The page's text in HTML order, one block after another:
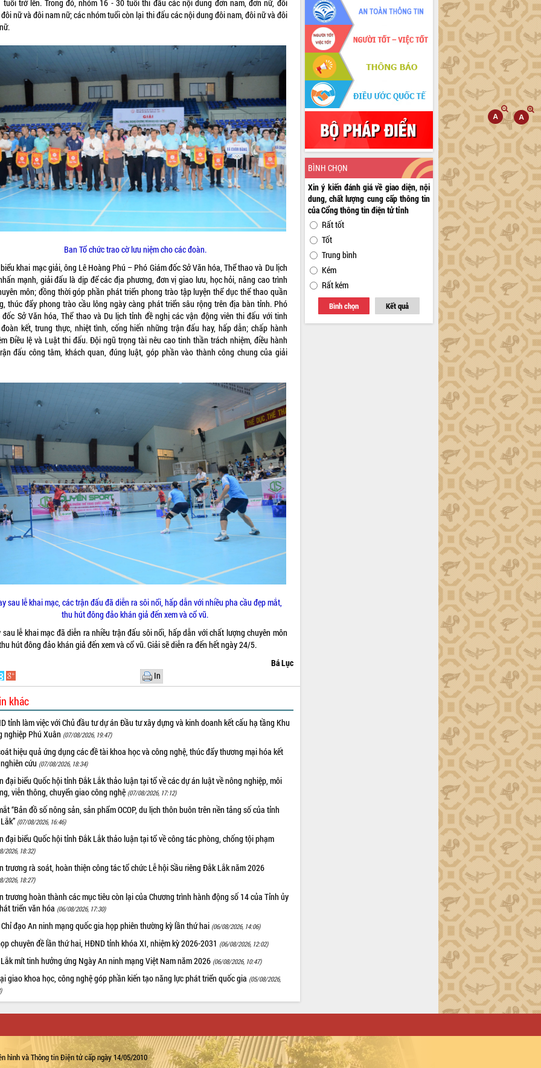
tuổi trở lên. Trong đó, nhóm 16 - 30 tuổi thi đấu các nội dung đơn nam, đơn nữ, đôi
nữ và đôi nam nữ; các nhóm tuổi còn lại thi đấu các nội dung đôi nam, đôi nữ và đôi
Ban Tổ chức trao cờ lưu niệm cho các đoàn.
khai mạc giải, ông Lê Hoàng Phú – Phó Giám đốc Sở Văn hóa, Thể thao và Du lịch
mạnh, giải đấu là dịp để các địa phương, đơn vị giao lưu, học hỏi, nâng cao trình
môn; đồng thời góp phần phát triển phong trào tập luyện thể dục thể thao quần
thúc đẩy phong trào cầu lông ngày càng phát triển sâu rộng trên địa bàn tỉnh. Phó
đốc Sở Văn hóa, Thể thao và Du lịch tỉnh đề nghị các vận động viên thi đấu với tinh
kết, trung thực, nhiệt tình, cống hiến những trận đấu hay, hấp dẫn; chấp hành
Điều lệ và Luật thi đấu. Đội ngũ trọng tài nêu cao tinh thần trách nhiệm, điều hành
đấu công tâm, khách quan, đúng luật, góp phần vào thành công chung của giải
sau lễ khai mạc, các trận đấu đã diễn ra sôi nổi, hấp dẫn với nhiều pha cầu đẹp mắt,
thu hút đông đảo khán giả đến xem và cổ vũ.
sau lễ khai mạc đã diễn ra nhiều trận đấu sôi nổi, hấp dẫn với chất lượng chuyên môn
hút đông đảo khán giả đến xem và cổ vũ. Giải sẽ diễn ra đến hết ngày 24/5.
Bá Lục
In
khác
tỉnh làm việc với Chủ đầu tư dự án Đầu tư xây dựng và kinh doanh kết cấu hạ tầng Khu
nghiệp Phú Xuân (07/08/2026, 19:47)
hiệu quả ứng dụng các đề tài khoa học và công nghệ, thúc đẩy thương mại hóa kết
cứu (07/08/2026, 18:34)
đại biểu Quốc hội tỉnh Đắk Lắk thảo luận tại tổ về các dự án luật về nông nghiệp, môi
viễn thông, chuyển giao công nghệ (07/08/2026, 17:12)
“Bản đồ số nông sản, sản phẩm OCOP, du lịch thôn buôn trên nền tảng số của tỉnh
(07/08/2026, 16:46)
đại biểu Quốc hội tỉnh Đắk Lắk thảo luận tại tổ về công tác phòng, chống tội phạm
2026, 18:32)
trương rà soát, hoàn thiện công tác tổ chức Lễ hội Sầu riêng Đắk Lắk năm 2026
2026, 18:27)
trương hoàn thành các mục tiêu còn lại của Chương trình hành động số 14 của Tỉnh ủy
triển văn hóa (06/08/2026, 17:30)
đạo An ninh mạng quốc gia họp phiên thường kỳ lần thứ hai (06/08/2026, 14:06)
chuyên đề lần thứ hai, HĐND tỉnh khóa XI, nhiệm kỳ 2026-2031 (06/08/2026, 12:02)
mít tinh hưởng ứng Ngày An ninh mạng Việt Nam năm 2026 (06/08/2026, 10:47)
giao khoa học, công nghệ góp phần kiến tạo năng lực phát triển quốc gia (05/08/2026,
BÌNH CHỌN
Xin ý kiến đánh giá về giao diện, nội
dung, chất lượng cung cấp thông tin
của Cổng thông tin điện tử tỉnh
Rất tốt
Tốt
Trung bình
Kém
Rất kém
Bình chọn Kết quả
hình và Thông tin Điện tử cấp ngày 14/05/2010